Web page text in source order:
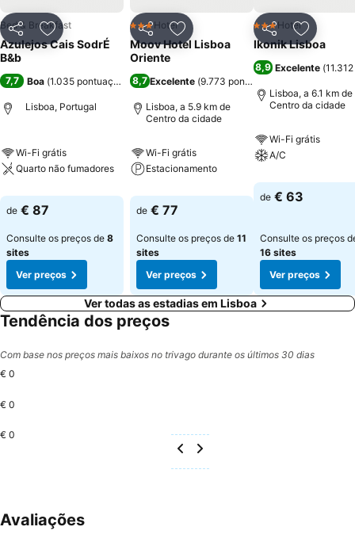
PartilharAdicionar aos favoritos
Bed & Breakfast
Azulejos Cais SodrÉ
B&b
7,7 Boa (1.035 pontuações )
Lisboa, Portugal
Wi-Fi grátis
Quarto não fumadores
de € 87
Consulte os preços de 8
sites
Ver preços
PartilharAdicionar aos favoritos
3 Estrelas
Hotel
Moov Hotel Lisboa
Oriente
8,7 Excelente (9.773 pontuações
Lisboa, a 5.9 km de
Centro da cidade
Wi-Fi grátis
Estacionamento
de € 77
Consulte os preços de 11
sites
Ver preços
Partilhar
3 Estrelas
Hotel
Ikonik Lisboa
8,9 Excelente (
Lisboa, a 6.1 km de
Centro da cidade
Wi-Fi grátis
A/C
de € 63
Consulte os preços
16 sites
Ver preços
Ver todas as estadias em Lisboa
Tendência dos preços
Com base nos preços mais baixos no trivago durante os últimos 30 dias
€ 0
€ 0
€ 0
Avaliações